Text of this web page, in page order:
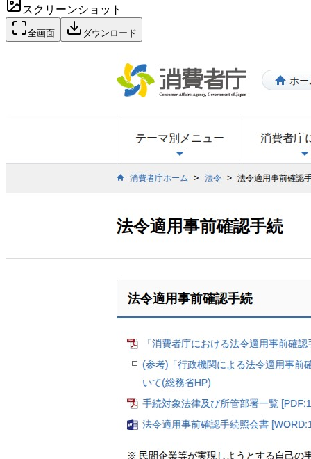
スクリーンショット
全画面 ダウンロード